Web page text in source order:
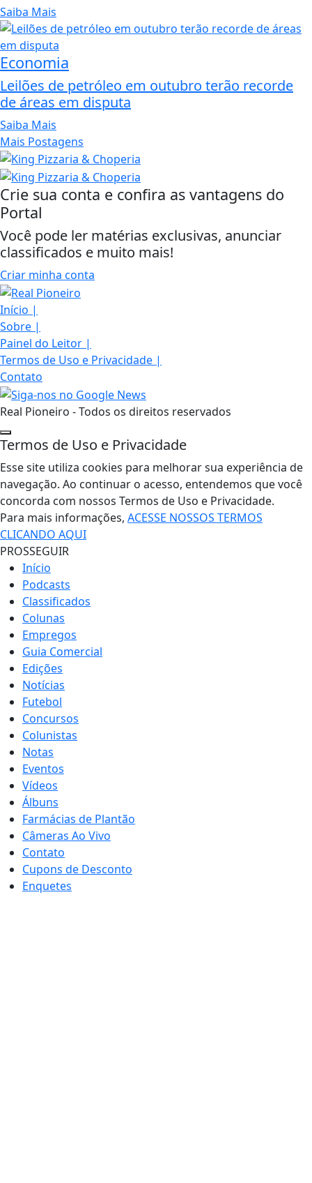
Saiba Mais
Economia
Leilões de petróleo em outubro terão recorde
de áreas em disputa
Saiba Mais
Mais Postagens
Crie sua conta e confira as vantagens do
Portal
Você pode ler matérias exclusivas, anunciar
classificados e muito mais!
Criar minha conta
Início |
Sobre |
Painel do Leitor |
Termos de Uso e Privacidade |
Contato
Real Pioneiro - Todos os direitos reservados
Termos de Uso e Privacidade
Esse site utiliza cookies para melhorar sua experiência de
navegação. Ao continuar o acesso, entendemos que você
concorda com nossos Termos de Uso e Privacidade.
Para mais informações, ACESSE NOSSOS TERMOS
CLICANDO AQUI
PROSSEGUIR
Início
Podcasts
Classificados
Colunas
Empregos
Guia Comercial
Edições
Notícias
Futebol
Concursos
Colunistas
Notas
Eventos
Vídeos
Álbuns
Farmácias de Plantão
Câmeras Ao Vivo
Contato
Cupons de Desconto
Enquetes